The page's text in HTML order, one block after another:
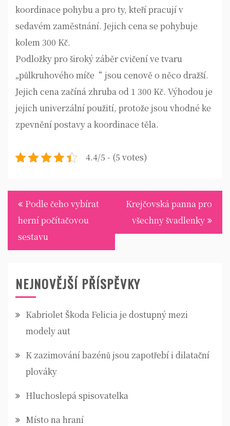
koordinace pohybu a pro ty, kteří pracují v
sedavém zaměstnání. Jejich cena se pohybuje
kolem 300 Kč.
Podložky pro široký záběr cvičení ve tvaru
„půlkruhového míče“ jsou cenově o něco dražší.
Jejich cena začíná zhruba od 1 300 Kč. Výhodou je
jejich univerzální použití, protože jsou vhodné ke
zpevnění postavy a koordinace těla.
4.4/5 - (5 votes)
Navigace
pro
příspěvek
Podle čeho vybírat
herní počítačovou
sestavu
Krejčovská panna pro
všechny švadlenky
NEJNOVĚJŠÍ PŘÍSPĚVKY
Kabriolet Škoda Felicia je dostupný mezi
modely aut
K zazimování bazénů jsou zapotřebí i dilatační
plováky
Hluchoslepá spisovatelka
Místo na hraní